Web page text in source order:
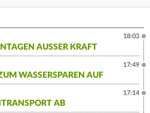
AUSSER KRAFT
18:03
WASSERSPAREN AUF
17:49
AB
17:14